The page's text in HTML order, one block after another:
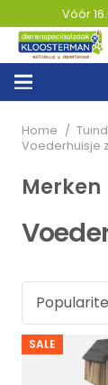
Vóór
Home /
Voederhuisje
SALE
Merken